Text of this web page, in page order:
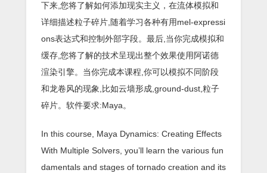
下来,您将了解如何添加现实主义，在流体模拟和
详细描述粒子碎片,随着学习各种有用mel-expressi
ons表达式和控制外部字段。最后,当你完成模拟和
缓存,您将了解的技术呈现出整个效果使用阿诺德
渲染引擎。当你完成本课程,你可以模拟不同阶段
和龙卷风的现象,比如云墙形成,ground-dust,粒子
碎片。软件要求:Maya。
In this course, Maya Dynamics: Creating Effects
With Multiple Solvers, you’ll learn the various fun
damentals and stages of tornado creation and its